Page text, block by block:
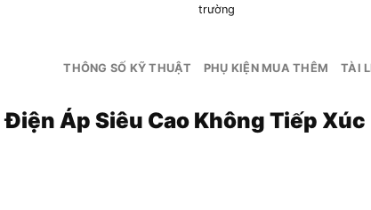
trường
THÔNG SỐ KỸ THUẬT PHỤ KIỆN MUA THÊM TÀI
Điện Áp Siêu Cao Không Tiếp